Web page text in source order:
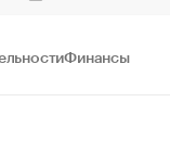
Финансы